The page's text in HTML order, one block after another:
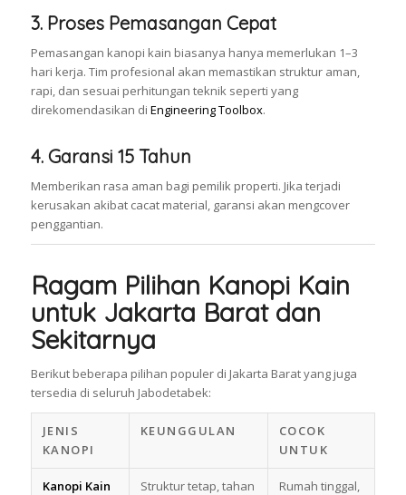
3. Proses Pemasangan Cepat
Pemasangan kanopi kain biasanya hanya memerlukan 1–3
hari kerja. Tim profesional akan memastikan struktur aman,
rapi, dan sesuai perhitungan teknik seperti yang
direkomendasikan di Engineering Toolbox.
4. Garansi 15 Tahun
Memberikan rasa aman bagi pemilik properti. Jika terjadi
kerusakan akibat cacat material, garansi akan mengcover
penggantian.
Ragam Pilihan Kanopi Kain
untuk Jakarta Barat dan
Sekitarnya
Berikut beberapa pilihan populer di Jakarta Barat yang juga
tersedia di seluruh Jabodetabek:
JENIS
KANOPI
KEUNGGULAN
COCOK
UNTUK
Kanopi Kain
Struktur tetap, tahan
Rumah tinggal,